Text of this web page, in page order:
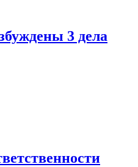
3 дела